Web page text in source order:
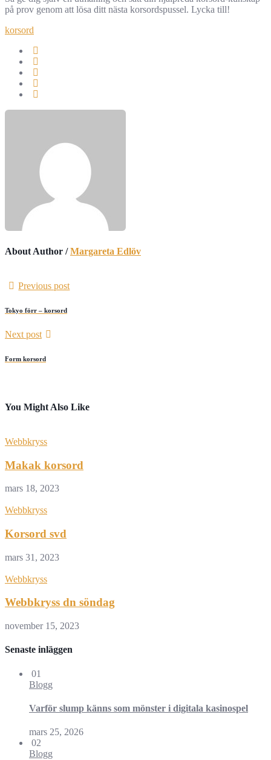
på prov genom att lösa ditt nästa korsordspussel. Lycka till!
korsord
About Author /Margareta Edlöv
Previous post
Tokyo förr – korsord
Next post
Form korsord
You Might Also Like
Webbkryss
Makak korsord
mars 18, 2023
Webbkryss
Korsord svd
mars 31, 2023
Webbkryss
Webbkryss dn söndag
november 15, 2023
Senaste inläggen
01
Blogg
Varför slump känns som mönster i digitala kasinospel
mars 25, 2026
02
Blogg